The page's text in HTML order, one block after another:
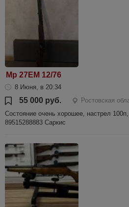
Мр 27ЕМ 12/76
8 Июня, в 20:34
55 000 руб.
Ростовская
Состояние очень хорошее, настрел
89515288883 Саркис